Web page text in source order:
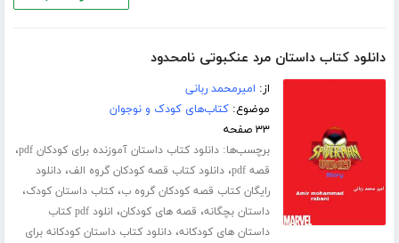
دانلود کتاب داستان مرد عنکبوتی نامحدود
از: امیرمحمد ربانی
موضوع:کتاب‌های کودک و نوجوان
۳۳ صفحه
برچسب‌ها:دانلود کتاب داستان آموزنده برای کودکان pdf ،
قصه pdf ،دانلود کتاب قصه کودکان گروه الف،دانلود
رایگان کتاب قصه کودکان گروه ب،کتاب داستان کودک،
داستان بچگانه، قصه های کودکان،
انلود pdf کتاب
داستان های کودکانه،دانلود کتاب داستان کودکانه برای